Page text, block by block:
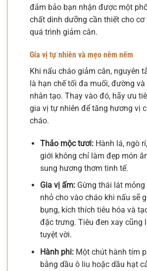
đảm bảo bạn nhận được một
chất dinh dưỡng cần thiết cho cơ
quá trình giảm cân.
Gia vị tự nhiên và mẹo nêm nếm
Khi nấu cháo giảm cân, nguyên
là hạn chế tối đa muối, đường và
nhân tạo. Thay vào đó, hãy ưu
gia vị tự nhiên để tăng hương vị
cháo.
Thảo mộc tươi:Hành lá, ngò
giới không chỉ làm đẹp món
sung hương thơm tinh tế.
Gia vị ấm:Gừng thái lát mỏng
nhỏ cho vào cháo khi nấu sẽ
bụng, kích thích tiêu hóa và
đặc trưng. Tiêu đen xay cũng
tuyệt vời.
Hành phi:Một chút hành tím
bằng dầu ô liu hoặc dầu hạt